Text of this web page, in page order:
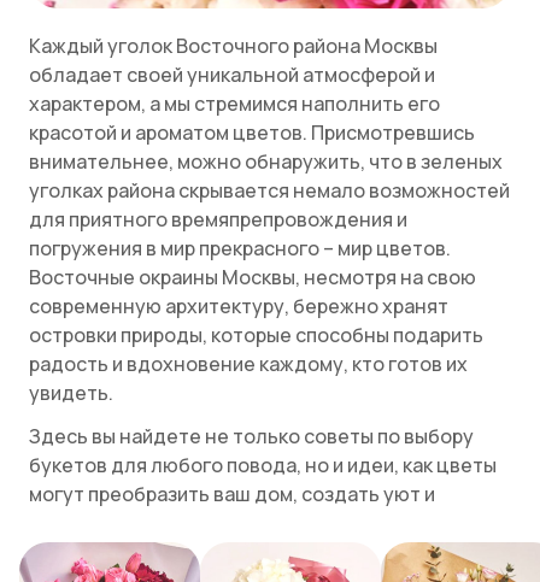
Каждый уголок Восточного района Москвы
обладает своей уникальной атмосферой и
характером, а мы стремимся наполнить его
красотой и ароматом цветов. Присмотревшись
внимательнее, можно обнаружить, что в зеленых
уголках района скрывается немало возможностей
для приятного времяпрепровождения и
погружения в мир прекрасного – мир цветов.
Восточные окраины Москвы, несмотря на свою
современную архитектуру, бережно хранят
островки природы, которые способны подарить
радость и вдохновение каждому, кто готов их
увидеть.
Здесь вы найдете не только советы по выбору
букетов для любого повода, но и идеи, как цветы
могут преобразить ваш дом, создать уют и
Откройте для себя секреты ухода за цветами и